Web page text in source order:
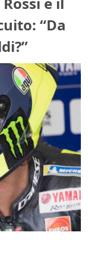
“Da